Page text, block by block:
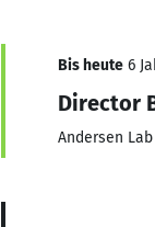
Bis heute 6
Director
Andersen Lab